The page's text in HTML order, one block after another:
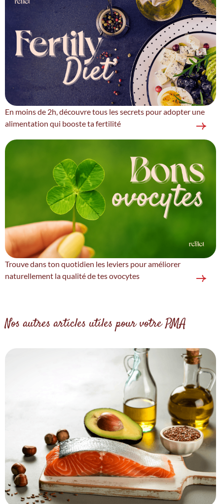
En moins de 2h, découvre tous les secrets pour adopter une
alimentation qui booste ta fertilité
Trouve dans ton quotidien les leviers pour améliorer
naturellement la qualité de tes ovocytes
Nos autres articles utiles pour votre PMA